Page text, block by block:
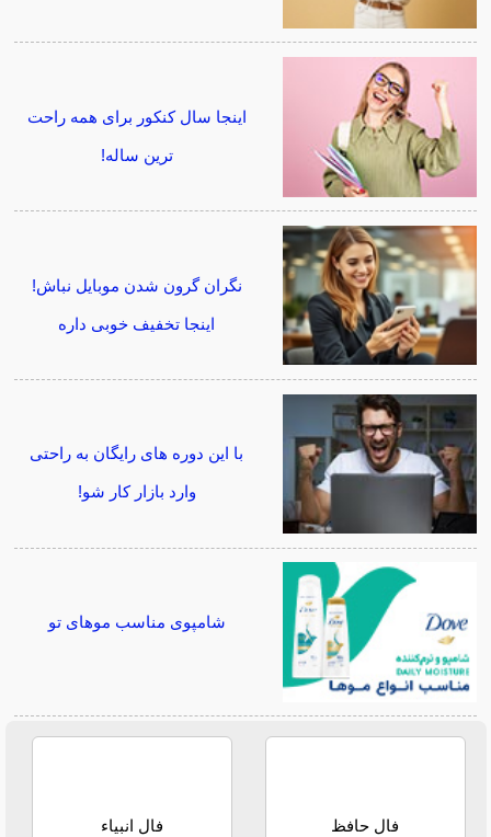
اینجا سال کنکور برای همه راحت
ترین ساله!
نگران گرون شدن موبایل نباش!
اینجا تخفیف خوبی داره
با این دوره های رایگان به راحتی
وارد بازار کار شو!
شامپوی مناسب موهای تو
فال حافظ فال انبیاء